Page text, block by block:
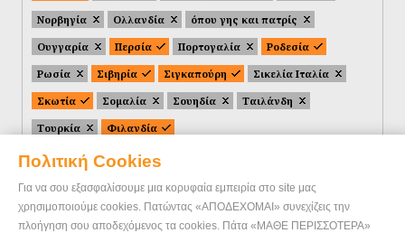
Πολιτική Cookies
Για να σου εξασφαλίσουμε μια κορυφαία εμπειρία στο site μας
χρησιμοποιούμε cookies. Πατώντας «ΑΠΟΔΕΧΟΜΑΙ» συνεχίζεις την
πλοήγηση σου αποδεχόμενος τα cookies. Πάτα «ΜΑΘΕ ΠΕΡΙΣΣΟΤΕΡΑ»
Νορβηγία
Ολλανδία
όπου γης και πατρίς
Ουγγαρία
Περσία Πορτογαλία
Ροδεσία
Ρωσία
Σιβηρία Σιγκαπούρη
Σικελία Ιταλία
Σκωτία
Σομαλία Σουηδία
Ταιλάνδη
Τουρκία
Φιλανδία